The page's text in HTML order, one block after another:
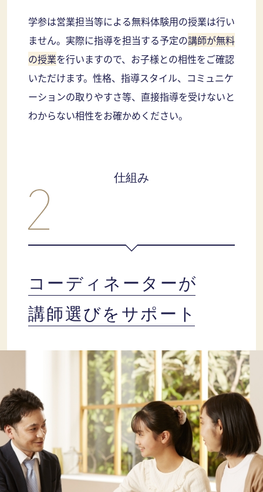
学参は営業担当等による無料体験用の授業は行い
ません。実際に指導を担当する予定の講師が無料
の授業を行いますので、お子様との相性をご確認
いただけます。性格、指導スタイル、コミュニケ
ーションの取りやすさ等、直接指導を受けないと
わからない相性をお確かめください。
仕組み
コーディネーターが
講師選びをサポート